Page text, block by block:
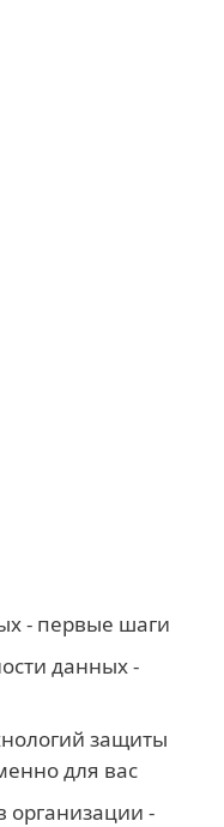
- первые шаги
данных -
защиты
для вас
организации -